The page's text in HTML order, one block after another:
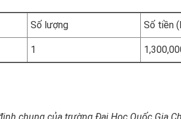
Số lượng Số tiền
1